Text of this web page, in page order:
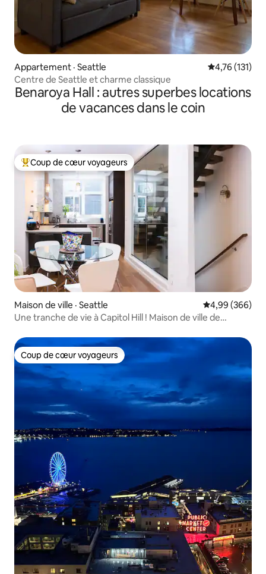
Appartement · Seattle Note
4,76 (131)
Centre de Seattle et charme classique
Benaroya Hall : autres superbes locations
de vacances dans le coin
Coup de cœur voyageurs parmi les plus aimés
Coup de cœur voyageurs
Maison de ville · Seattle Note
4,99 (366)
Une tranche de vie à Capitol Hill ! Maison de ville de
Coup de cœur voyageurs
Coup de cœur voyageurs